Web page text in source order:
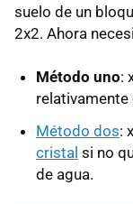
suelo de un
2x2. Ahora
Método uno:
relativamente
Método dos:
cristal si no
de agua.